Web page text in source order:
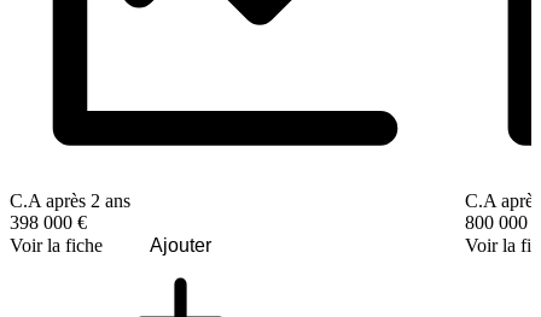
C.A après 2 ans
398 000 €
Voir la fiche
Ajouter
C.A
800 000 €
Voir la